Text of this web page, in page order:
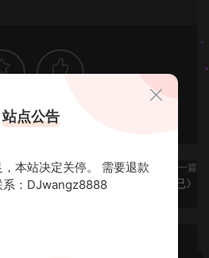
下一篇
《阳光宅男也情非得已》
站点公告
本站决定关停。 需要退款
系：DJwangz8888